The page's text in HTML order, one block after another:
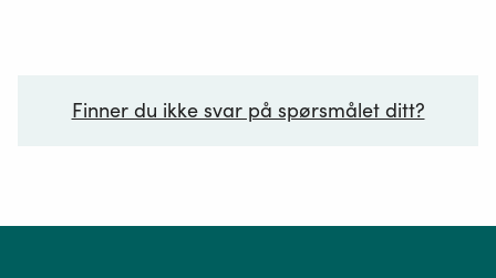
Finner du ikke svar på spørsmålet ditt?